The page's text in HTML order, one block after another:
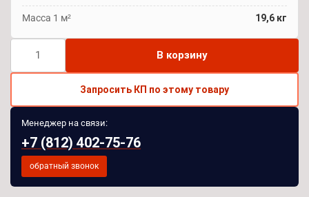
Масса 1 м² 19,6 кг
сталь
65Г
мм
В корзину
Запросить КП по этому товару
Менеджер на связи:
+7 (812) 402-75-76
обратный звонок